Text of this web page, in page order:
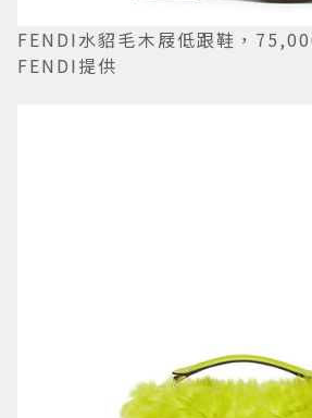
FENDI水貂毛木屐低跟鞋，
FENDI提供